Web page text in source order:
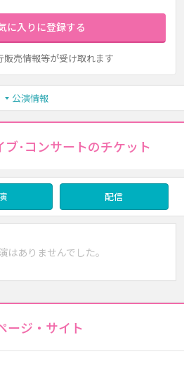
に入りに登録する
販売情報等が受け取れます
公演情報
･コンサートのチケット
配信
はありませんでした。
ージ・サイト